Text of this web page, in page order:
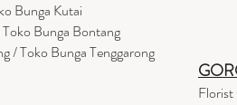
Bunga Kutai
Bunga Bontang
/ Toko Bunga Tenggarong